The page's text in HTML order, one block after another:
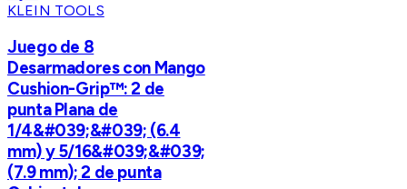
KLEIN TOOLS
Juego de 8
Desarmadores con Mango
Cushion-Grip™: 2 de
punta Plana de
1/4&#039;&#039; (6.4
mm) y 5/16&#039;&#039;
(7.9 mm); 2 de punta